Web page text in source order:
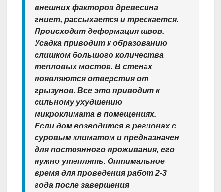
внешних факторов древесина
гниет, рассыхается и трескается.
Происходит деформация швов.
Усадка приводит к образованию
слишком большого количества
тепловых мостов. В стенах
появляются отверстия от
грызунов. Все это приводит к
сильному ухудшению
микроклимата в помещениях.
Если дом возводится в регионах с
суровым климатом и предназначен
для постоянного проживания, его
нужно утеплять. Оптимальное
время для проведения работ 2-3
года после завершения